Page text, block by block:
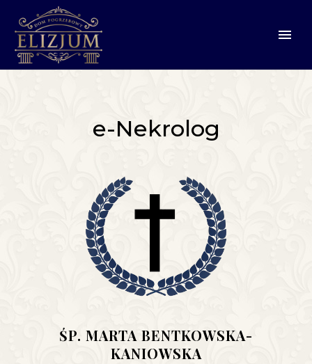
e-Nekrolog
ŚP. MARTA BENTKOWSKA-
KANIOWSKA